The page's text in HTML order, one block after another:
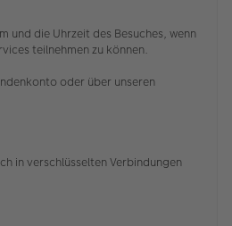
und die Uhrzeit des Besuches, wenn
teilnehmen zu können.
oder über unseren
in verschlüsselten Verbindungen